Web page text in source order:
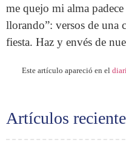
Artículos
me quejo mi alma
llorando”: versos de
fiesta. Haz y envés de
Este artículo apareció en el